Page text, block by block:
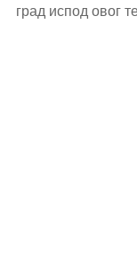
град испод овог